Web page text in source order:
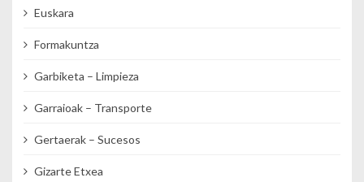
Euskara
Formakuntza
Garbiketa – Limpieza
Garraioak – Transporte
Gertaerak – Sucesos
Gizarte Etxea